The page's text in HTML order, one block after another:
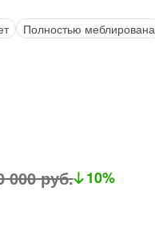
Полностью меблирована
000 руб. 10%